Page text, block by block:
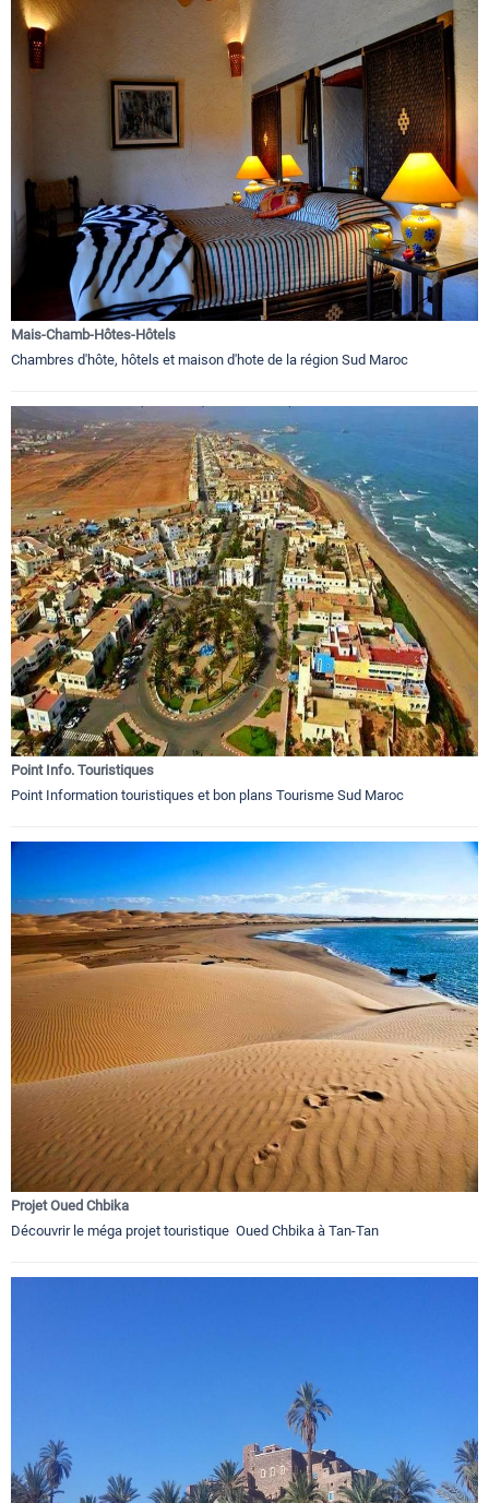
Mais-Chamb-Hôtes-Hôtels
Chambres d'hôte, hôtels et maison d'hote de la région Sud Maroc
Point Info. Touristiques
Point Information touristiques et bon plans Tourisme Sud Maroc
Projet Oued Chbika
Découvrir le méga projet touristique Oued Chbika à Tan-Tan